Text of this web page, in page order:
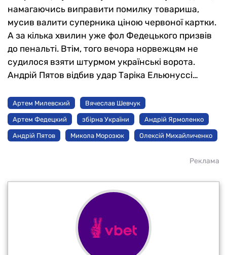
намагаючись виправити помилку товариша,
мусив валити суперника ціною червоної картки.
А за кілька хвилин уже фол Федецького призвів
до пенальті. Втім, того вечора норвежцям не
судилося взяти штурмом українські ворота.
Андрій Пятов відбив удар Таріка Ельюнуссі…
Артем Милевский Вячеслав Шевчук
Артем Федецкий збірна України Андрій Ярмоленко
Андрій Пятов Микола Морозюк Олексій Михайличенко
Реклама